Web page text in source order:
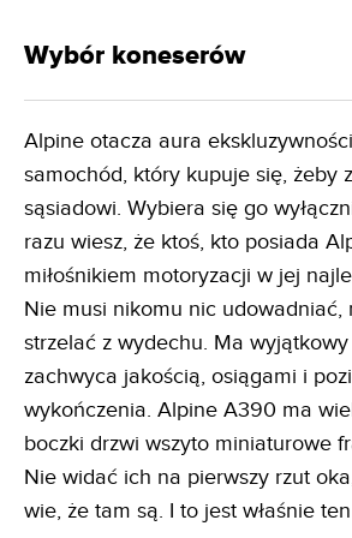
Wybór koneserów
Alpine otacza aura
samochód, który kupuje się, żeby
sąsiadowi. Wybiera się go
razu wiesz, że ktoś, kto posiada
miłośnikiem motoryzacji w jej
Nie musi nikomu nic udowadniać,
strzelać z wydechu. Ma
zachwyca jakością, osiągami i
wykończenia. Alpine A390 ma
boczki drzwi wszyto miniaturowe
Nie widać ich na pierwszy rzut
wie, że tam są. I to jest właśnie